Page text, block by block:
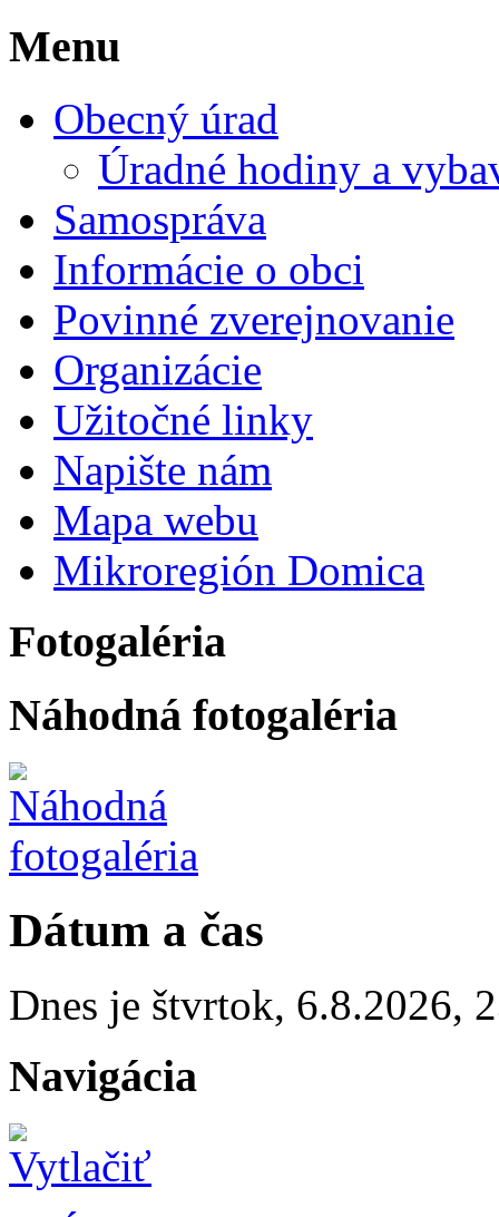
Menu
Obecný úrad
Úradné hodiny a
Samospráva
Informácie o obci
Povinné zverejnovanie
Organizácie
Užitočné linky
Napište nám
Mapa webu
Mikroregión Domica
Fotogaléria
Náhodná fotogaléria
Dátum a čas
Dnes je štvrtok, 6.8.2026,
Navigácia